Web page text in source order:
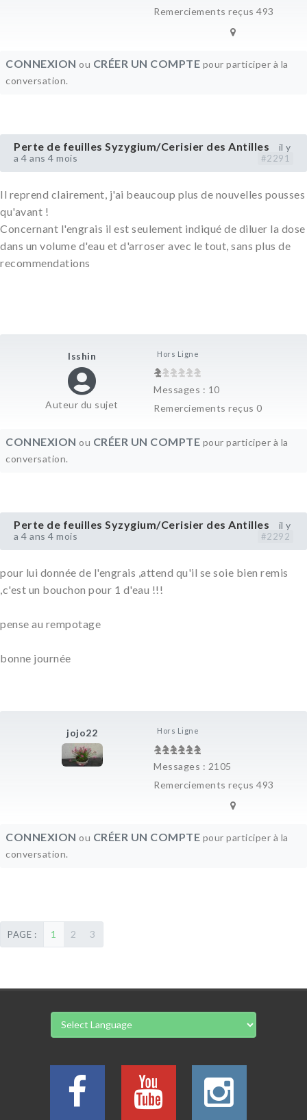
Remerciements reçus 493
CONNEXION ou CRÉER UN COMPTE pour participer à la
conversation.
Perte de feuilles Syzygium/Cerisier des Antilles
il y
a 4 ans 4 mois
#2291
Isshin
Auteur du sujet
Hors Ligne
Messages : 10
Remerciements reçus 0
Il reprend clairement, j'ai beaucoup plus de nouvelles pousses
qu'avant !
Concernant l'engrais il est seulement indiqué de diluer la dose
dans un volume d'eau et d'arroser avec le tout, sans plus de
recommendations
CONNEXION ou CRÉER UN COMPTE pour participer à la
conversation.
Perte de feuilles Syzygium/Cerisier des Antilles
il y
a 4 ans 4 mois
#2292
jojo22 Hors Ligne
Messages : 2105
Remerciements reçus 493
pour lui donnée de l'engrais ,attend qu'il se soie bien remis
,c'est un bouchon pour 1 d'eau !!!
pense au rempotage
bonne journée
CONNEXION ou CRÉER UN COMPTE pour participer à la
conversation.
PAGE : 1 2 3